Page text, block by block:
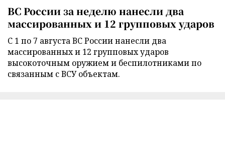
ВС России за неделю нанесли два
массированных и 12 групповых ударов
С 1 по 7 августа ВС России нанесли два
массированных и 12 групповых ударов
высокоточным оружием и беспилотниками по
связанным с ВСУ объектам.